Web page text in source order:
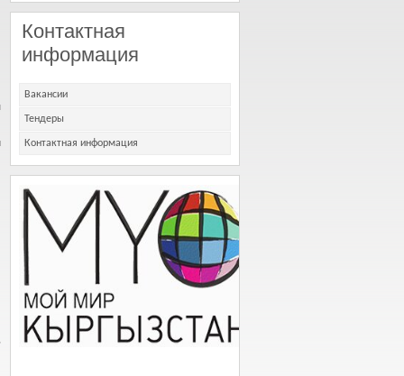
Контактная
информация
Вакансии
Тендеры
Контактная информация